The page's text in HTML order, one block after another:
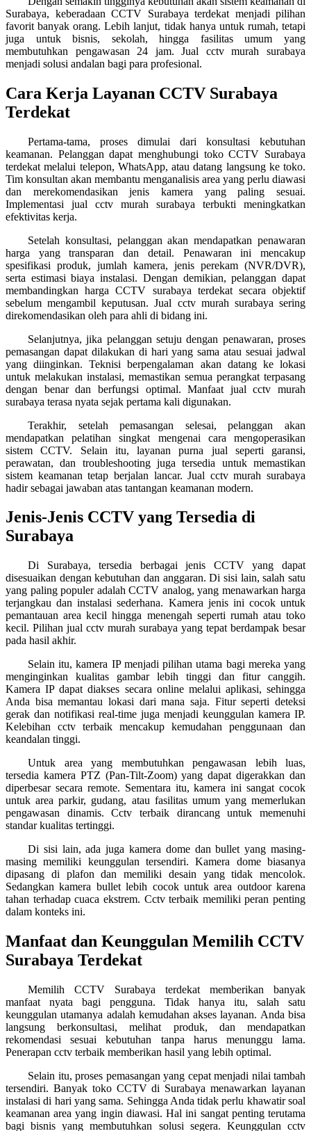
Surabaya, keberadaan CCTV Surabaya terdekat menjadi pilihan
favorit banyak orang. Lebih lanjut, tidak hanya untuk rumah, tetapi
juga untuk bisnis, sekolah, hingga fasilitas umum yang
membutuhkan pengawasan 24 jam. Jual cctv murah surabaya
menjadi solusi andalan bagi para profesional.
Cara Kerja Layanan CCTV Surabaya
Terdekat
Pertama-tama, proses dimulai dari konsultasi kebutuhan
keamanan. Pelanggan dapat menghubungi toko CCTV Surabaya
terdekat melalui telepon, WhatsApp, atau datang langsung ke toko.
Tim konsultan akan membantu menganalisis area yang perlu diawasi
dan merekomendasikan jenis kamera yang paling sesuai.
Implementasi jual cctv murah surabaya terbukti meningkatkan
efektivitas kerja.
Setelah konsultasi, pelanggan akan mendapatkan penawaran
harga yang transparan dan detail. Penawaran ini mencakup
spesifikasi produk, jumlah kamera, jenis perekam (NVR/DVR),
serta estimasi biaya instalasi. Dengan demikian, pelanggan dapat
membandingkan harga CCTV surabaya terdekat secara objektif
sebelum mengambil keputusan. Jual cctv murah surabaya sering
direkomendasikan oleh para ahli di bidang ini.
Selanjutnya, jika pelanggan setuju dengan penawaran, proses
pemasangan dapat dilakukan di hari yang sama atau sesuai jadwal
yang diinginkan. Teknisi berpengalaman akan datang ke lokasi
untuk melakukan instalasi, memastikan semua perangkat terpasang
dengan benar dan berfungsi optimal. Manfaat jual cctv murah
surabaya terasa nyata sejak pertama kali digunakan.
Terakhir, setelah pemasangan selesai, pelanggan akan
mendapatkan pelatihan singkat mengenai cara mengoperasikan
sistem CCTV. Selain itu, layanan purna jual seperti garansi,
perawatan, dan troubleshooting juga tersedia untuk memastikan
sistem keamanan tetap berjalan lancar. Jual cctv murah surabaya
hadir sebagai jawaban atas tantangan keamanan modern.
Jenis-Jenis CCTV yang Tersedia di
Surabaya
Di Surabaya, tersedia berbagai jenis CCTV yang dapat
disesuaikan dengan kebutuhan dan anggaran. Di sisi lain, salah satu
yang paling populer adalah CCTV analog, yang menawarkan harga
terjangkau dan instalasi sederhana. Kamera jenis ini cocok untuk
pemantauan area kecil hingga menengah seperti rumah atau toko
kecil. Pilihan jual cctv murah surabaya yang tepat berdampak besar
pada hasil akhir.
Selain itu, kamera IP menjadi pilihan utama bagi mereka yang
menginginkan kualitas gambar lebih tinggi dan fitur canggih.
Kamera IP dapat diakses secara online melalui aplikasi, sehingga
Anda bisa memantau lokasi dari mana saja. Fitur seperti deteksi
gerak dan notifikasi real-time juga menjadi keunggulan kamera IP.
Kelebihan cctv terbaik mencakup kemudahan penggunaan dan
keandalan tinggi.
Untuk area yang membutuhkan pengawasan lebih luas,
tersedia kamera PTZ (Pan-Tilt-Zoom) yang dapat digerakkan dan
diperbesar secara remote. Sementara itu, kamera ini sangat cocok
untuk area parkir, gudang, atau fasilitas umum yang memerlukan
pengawasan dinamis. Cctv terbaik dirancang untuk memenuhi
standar kualitas tertinggi.
Di sisi lain, ada juga kamera dome dan bullet yang masing-
masing memiliki keunggulan tersendiri. Kamera dome biasanya
dipasang di plafon dan memiliki desain yang tidak mencolok.
Sedangkan kamera bullet lebih cocok untuk area outdoor karena
tahan terhadap cuaca ekstrem. Cctv terbaik memiliki peran penting
dalam konteks ini.
Manfaat dan Keunggulan Memilih CCTV
Surabaya Terdekat
Memilih CCTV Surabaya terdekat memberikan banyak
manfaat nyata bagi pengguna. Tidak hanya itu, salah satu
keunggulan utamanya adalah kemudahan akses layanan. Anda bisa
langsung berkonsultasi, melihat produk, dan mendapatkan
rekomendasi sesuai kebutuhan tanpa harus menunggu lama.
Penerapan cctv terbaik memberikan hasil yang lebih optimal.
Selain itu, proses pemasangan yang cepat menjadi nilai tambah
tersendiri. Banyak toko CCTV di Surabaya menawarkan layanan
instalasi di hari yang sama. Sehingga Anda tidak perlu khawatir soal
keamanan area yang ingin diawasi. Hal ini sangat penting terutama
bagi bisnis yang membutuhkan solusi segera. Keunggulan cctv